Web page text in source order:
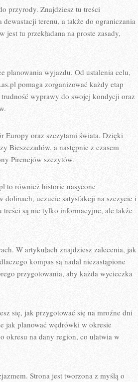
przyrody. Znajdziesz tu treści
terenu, a także do ograniczania
tu przekładana na proste zasady,
planowania wyjazdu. Od ustalenia celu,
pomaga zorganizować każdy etap
wyprawy do swojej kondycji oraz
Europy oraz szczytami świata. Dzięki
Bieszczadów, a następnie z czasem
Pirenejów szczytów.
to również historie nasycone
dolinach, uczucie satysfakcji na szczycie i
są nie tylko informacyjne, ale także
W artykułach znajdziesz zalecenia, jak
kompas są nadal niezastąpione
przygotowania, aby każda wycieczka
się, jak przygotować się na mroźne dni
jak planować wędrówki w okresie
okresu na dany region, co ułatwia w
Strona jest tworzona z myślą o